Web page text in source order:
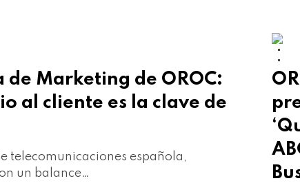
de Marketing de OROC:
al cliente es la clave de
telecomunicaciones española,
un balance…